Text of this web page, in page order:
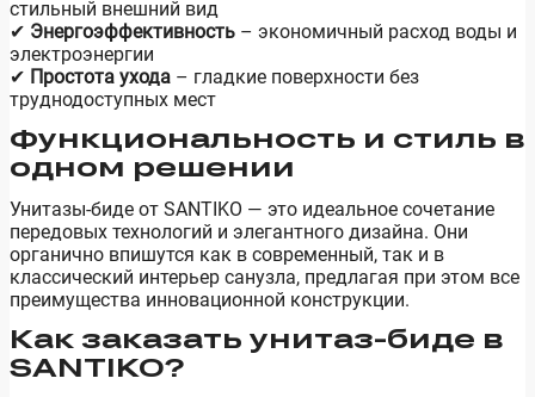
стильный внешний вид
✔ Энергоэффективность – экономичный расход воды и
электроэнергии
✔ Простота ухода – гладкие поверхности без
труднодоступных мест
Функциональность и стиль в
одном решении
Унитазы-биде от SANTIKO — это идеальное сочетание
передовых технологий и элегантного дизайна. Они
органично впишутся как в современный, так и в
классический интерьер санузла, предлагая при этом все
преимущества инновационной конструкции.
Как заказать унитаз-биде в
SANTIKO?